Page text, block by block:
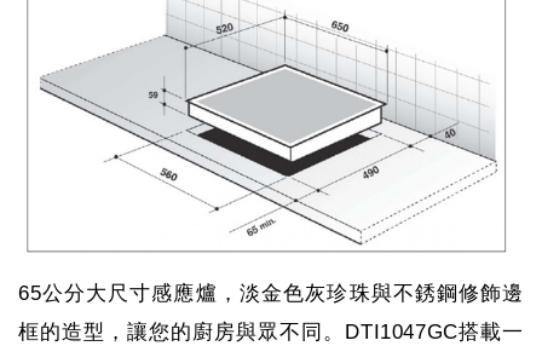
65公分大尺寸感應爐，淡金色灰珍珠與不銹鋼修飾邊
框的造型，讓您的廚房與眾不同。DTI1047GC搭載一